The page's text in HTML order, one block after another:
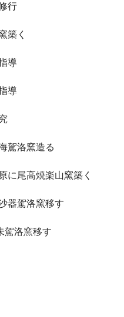
行
築く
導
導
駕洛窯造る
に尾高焼楽山窯築く
器駕洛窯移す
駕洛窯移す